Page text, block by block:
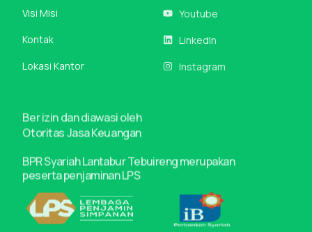
Visi Misi
Kontak
Lokasi Kantor
Youtube
LinkedIn
Instagram
Ber izin dan diawasi oleh
Otoritas Jasa Keuangan
BPR Syariah Lantabur Tebuireng merupakan
peserta penjaminan LPS